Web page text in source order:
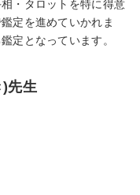
・タロットを特に得意
定を進めていかれま
定となっています。
先生